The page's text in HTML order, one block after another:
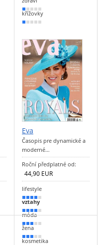
20 %
křížovky
10 %
Eva
Časopis pre dynamické a
moderné…
Roční předplatné od:
44,90 EUR
lifestyle
70 %
vztahy
70 %
móda
60 %
žena
50 %
kosmetika